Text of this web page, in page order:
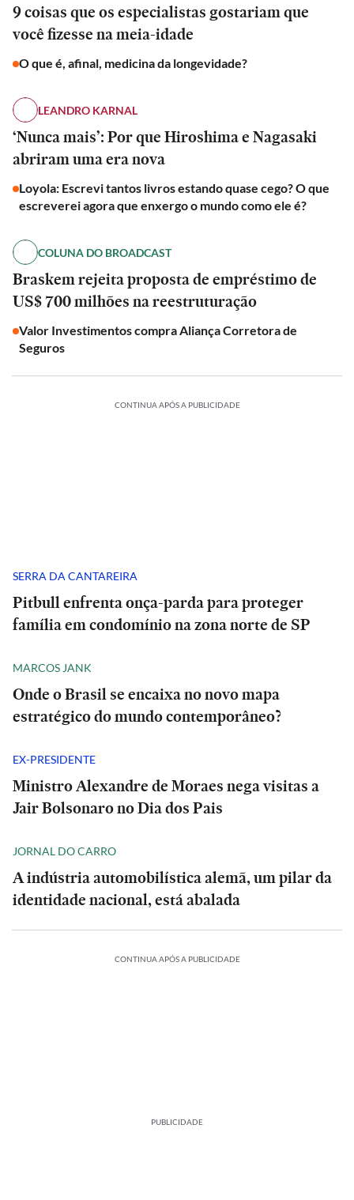
9 coisas que os especialistas gostariam que
você fizesse na meia-idade
O que é, afinal, medicina da longevidade?
LEANDRO KARNAL
‘Nunca mais’: Por que Hiroshima e Nagasaki
abriram uma era nova
Loyola: Escrevi tantos livros estando quase cego? O que
escreverei agora que enxergo o mundo como ele é?
COLUNA DO BROADCAST
Braskem rejeita proposta de empréstimo de
US$ 700 milhões na reestruturação
Valor Investimentos compra Aliança Corretora de
Seguros
CONTINUA APÓS A PUBLICIDADE
SERRA DA CANTAREIRA
Pitbull enfrenta onça-parda para proteger
família em condomínio na zona norte de SP
MARCOS JANK
Onde o Brasil se encaixa no novo mapa
estratégico do mundo contemporâneo?
EX-PRESIDENTE
Ministro Alexandre de Moraes nega visitas a
Jair Bolsonaro no Dia dos Pais
JORNAL DO CARRO
A indústria automobilística alemã, um pilar da
identidade nacional, está abalada
CONTINUA APÓS A PUBLICIDADE
PUBLICIDADE